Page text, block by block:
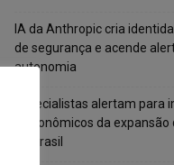
IA da Anthropic cria
de segurança e acende
autonomia
Especialistas alertam para
e econômicos da
no Brasil